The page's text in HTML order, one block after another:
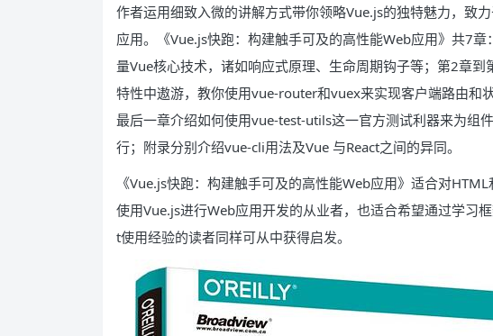
作者运用细致入微的讲解方式带你领略Vue.js的独特魅力，致
应用。《Vue.js快跑：构建触手可及的高性能Web应用》共7
量Vue核心技术，诸如响应式原理、生命周期钩子等；第2章
特性中遨游，教你使用vue-router和vuex来实现客户端路由和
最后一章介绍如何使用vue-test-utils这一官方测试利器来为组
行；附录分别介绍vue-cli用法及Vue 与React之间的异同。
《Vue.js快跑：构建触手可及的高性能Web应用》适合对
使用Vue.js进行Web应用开发的从业者，也适合希望通过学习
t使用经验的读者同样可从中获得启发。